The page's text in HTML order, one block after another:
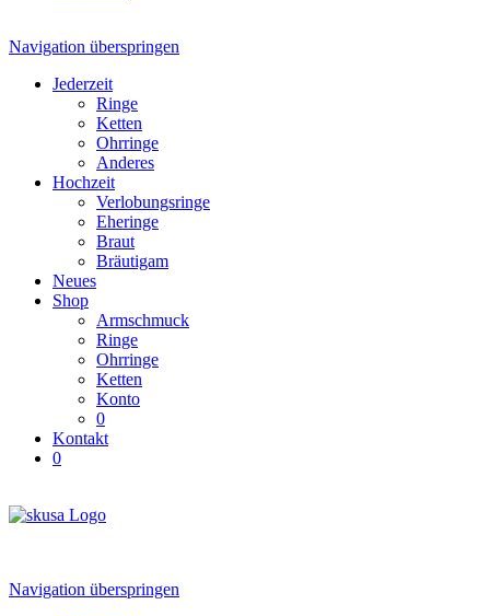
Navigation überspringen
Jederzeit
Ringe
Ketten
Ohrringe
Anderes
Hochzeit
Verlobungsringe
Eheringe
Braut
Bräutigam
Neues
Shop
Armschmuck
Ringe
Ohrringe
Ketten
Konto
0
Kontakt
0
Navigation überspringen